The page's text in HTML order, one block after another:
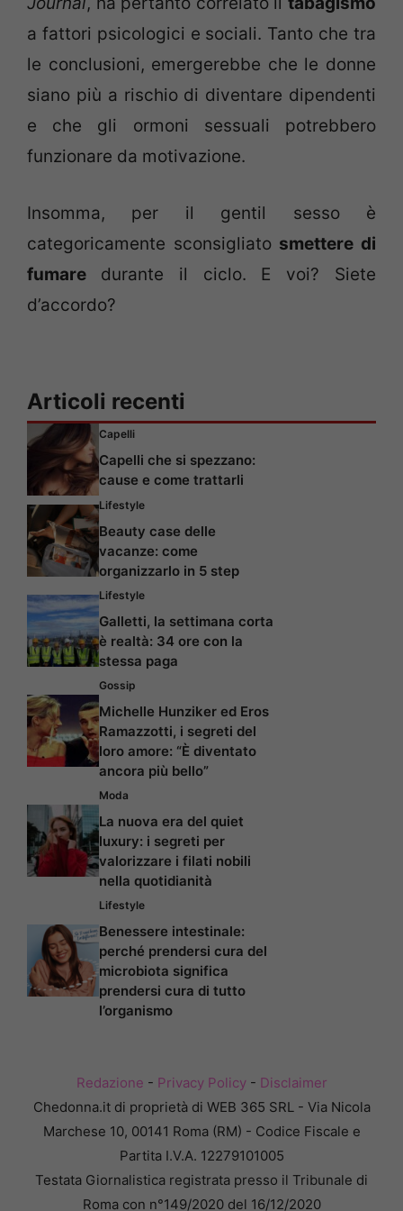
a fattori psicologici e sociali. Tanto che tra
le conclusioni, emergerebbe che le donne
siano più a rischio di diventare dipendenti
e che gli ormoni sessuali potrebbero
funzionare da motivazione.
Insomma, per il gentil sesso è
categoricamente sconsigliato smettere di
fumare durante il ciclo. E voi? Siete
d’accordo?
Articoli recenti
Capelli
Capelli che si spezzano:
cause e come trattarli
Lifestyle
Beauty case delle
vacanze: come
organizzarlo in 5 step
Lifestyle
Galletti, la settimana corta
è realtà: 34 ore con la
stessa paga
Gossip
Michelle Hunziker ed Eros
Ramazzotti, i segreti del
loro amore: “È diventato
ancora più bello”
Moda
La nuova era del quiet
luxury: i segreti per
valorizzare i filati nobili
nella quotidianità
Lifestyle
Benessere intestinale:
perché prendersi cura del
microbiota significa
prendersi cura di tutto
l’organismo
Redazione - Privacy Policy- Disclaimer
Chedonna.it di proprietà di WEB 365 SRL - Via Nicola
Marchese 10, 00141 Roma (RM) - Codice Fiscale e
Partita I.V.A. 12279101005
Testata Giornalistica registrata presso il Tribunale di
Roma con n°149/2020 del 16/12/2020